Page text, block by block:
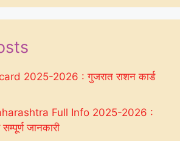
2025-2026 : गुजरात राशन कार्ड
Full Info 2025-2026 :
सम्पूर्ण जानकारी